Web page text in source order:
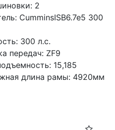
2
CumminsISB6.7e5 300
300 л.с.
передач: ZF9
15,185
длина рамы: 4920мм